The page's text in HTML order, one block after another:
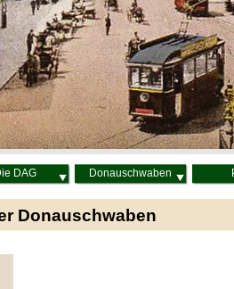
DAG Donauschwaben
Donauschwaben